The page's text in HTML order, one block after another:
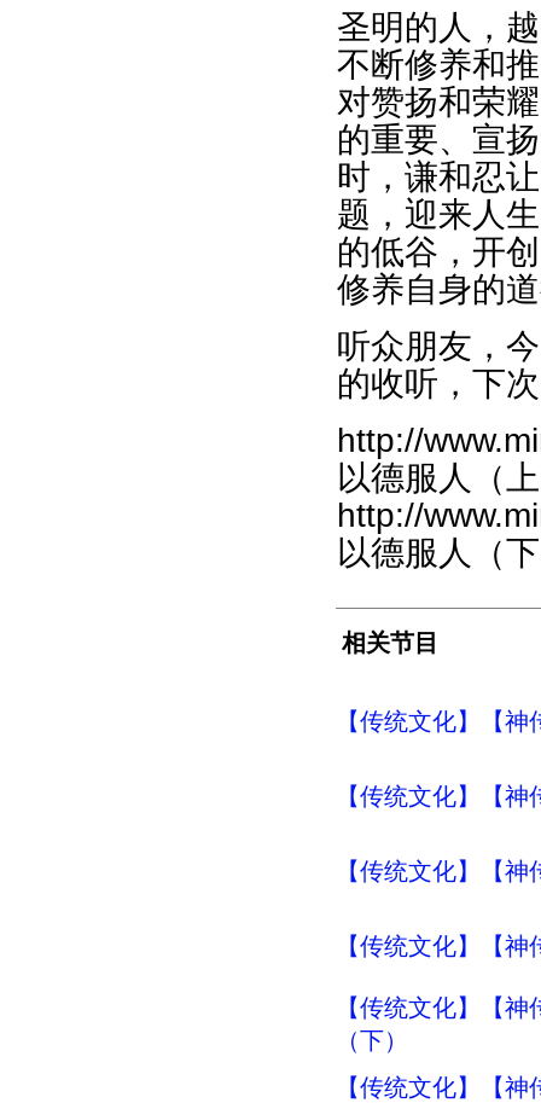
圣明的人，
不断修养和
对赞扬和荣
的重要、宣
时，谦和忍
题，迎来人
的低谷，开
修养自身的
听众朋友，
的收听，下
http://
以德服人（
http://
以德服人（
相关节目
【传统文化】【
【传统文化】【
【传统文化】【
【传统文化】【
【传统文化】【
（下）
【传统文化】【